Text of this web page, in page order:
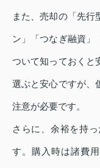
また、売却の「先行
ン」「つなぎ融資」
ついて知っておくと
選ぶと安心ですが、
注意が必要です。
さらに、余裕を持
す。購入時は諸費